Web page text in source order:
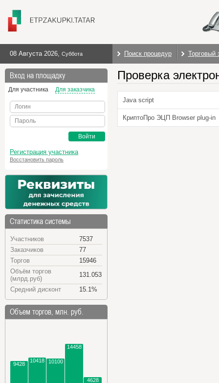
08 Августа 2026, Суббота Поиск процедур Торговый
Вход на площадку
Для участника Для заказчика
Логин
Пароль
Войти
Регистрация участника
Восстановить пароль
Статистика системы
Участников
7537
Заказчиков
77
Торгов
15946
Объём торгов
(млрд.руб)
131.053
Средний дисконт
15.1%
Объем торгов, млн. руб.
9428
10418 10100
14458
4628
Проверка
Java script
КриптоПро ЭЦП Browser plug-in